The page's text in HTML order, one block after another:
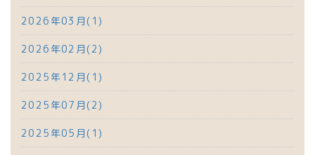
2026年03月(1)
2026年02月(2)
2025年12月(1)
2025年07月(2)
2025年05月(1)